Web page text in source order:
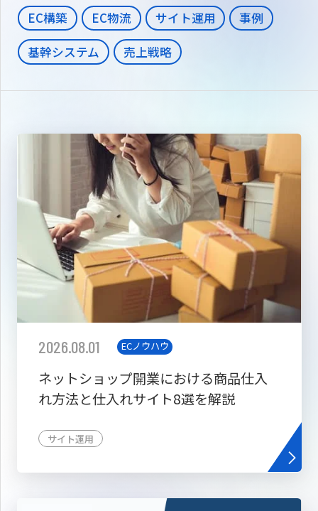
EC構築
EC物流 サイト運用
事例
基幹システム
売上戦略
2026.08.01 ECノウハウ
ネットショップ開業における商品仕入
れ方法と仕入れサイト8選を解説
サイト運用